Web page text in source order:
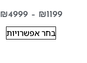
₪1199
–
₪4999
בחר אפשרויות